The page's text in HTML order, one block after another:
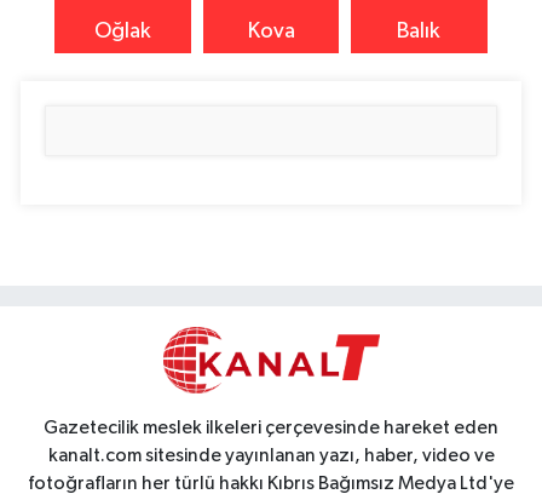
Oğlak Kova Balık
Gazetecilik meslek ilkeleri çerçevesinde hareket eden
kanalt.com sitesinde yayınlanan yazı, haber, video ve
fotoğrafların her türlü hakkı Kıbrıs Bağımsız Medya Ltd'ye